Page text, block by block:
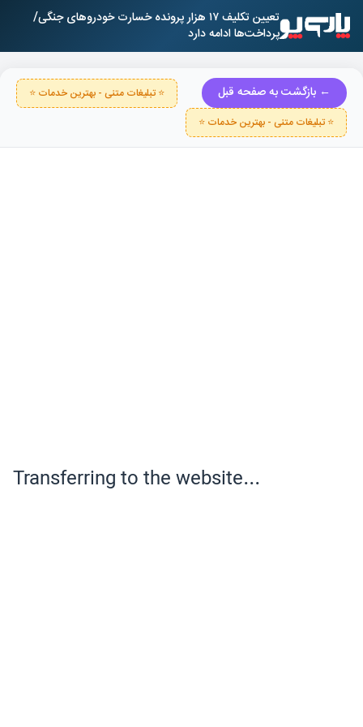
تعیین تکلیف ۱۷ هزار پرونده خسارت خودروهای جنگی/
پرداخت‌ها ادامه دارد
← بازگشت به صفحه قبل
⭐ تبلیغات متنی - بهترین خدمات ⭐
⭐ تبلیغات متنی - بهترین خدمات ⭐